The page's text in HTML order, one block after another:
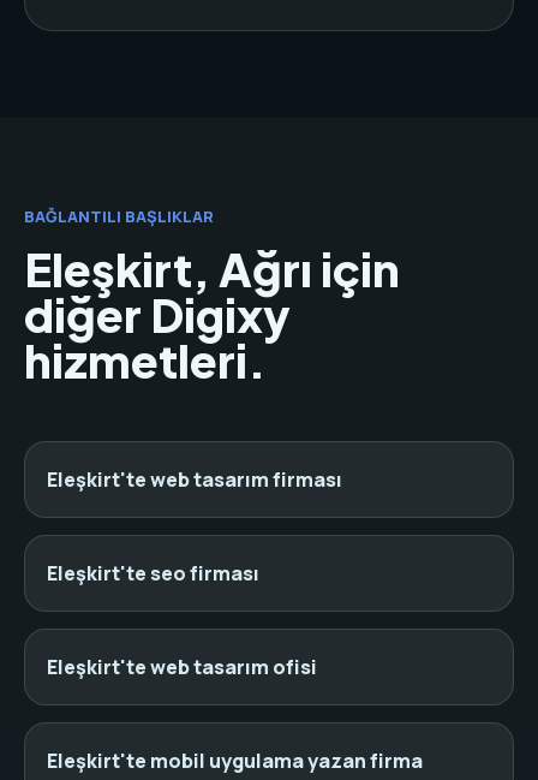
BAĞLANTILI BAŞLIKLAR
Eleşkirt, Ağrı için
diğer Digixy
hizmetleri.
Eleşkirt'te web tasarım firması
Eleşkirt'te seo firması
Eleşkirt'te web tasarım ofisi
Eleşkirt'te mobil uygulama yazan firma